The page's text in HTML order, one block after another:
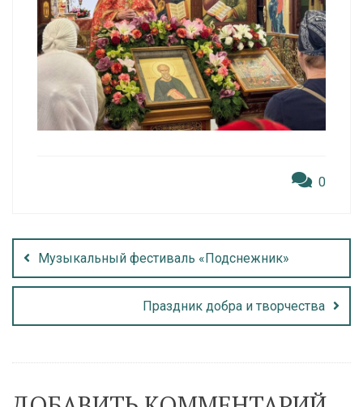
0
Музыкальный фестиваль «Подснежник»
Праздник добра и творчества